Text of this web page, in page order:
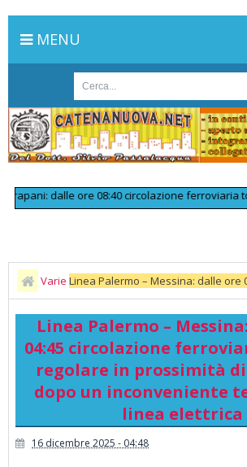
MENU
dalle ore 08:40 circolazione ferroviaria
Varie Linea Palermo – Messina: dalle ore
ferroviaria tornata regolare in prossimità di
inconveniente tecnico alla linea elettrica
Linea Palermo –
04:45 circolazione
regolare in prossimità
dopo un inconveniente
linea elettrica
16 dicembre 2025 - 04:48